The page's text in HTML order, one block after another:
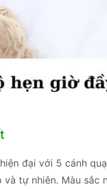
đại với 5 cánh
tự nhiên. Màu sắc